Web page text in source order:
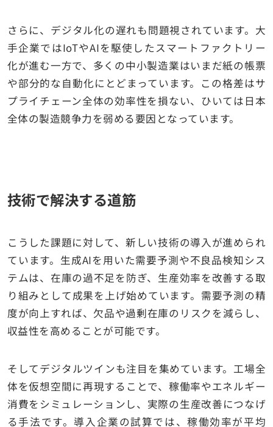
さらに、デジタル化の遅れも問題視されています。大
手企業ではIoTやAIを駆使したスマートファクトリー
化が進む一方で、多くの中小製造業はいまだ紙の帳票
や部分的な自動化にとどまっています。この格差はサ
プライチェーン全体の効率性を損ない、ひいては日本
全体の製造競争力を弱める要因となっています。
技術で解決する道筋
こうした課題に対して、新しい技術の導入が進められ
ています。生成AIを用いた需要予測や不良品検知シス
テムは、在庫の過不足を防ぎ、生産効率を改善する取
り組みとして成果を上げ始めています。需要予測の精
度が向上すれば、欠品や過剰在庫のリスクを減らし、
収益性を高めることが可能です。
そしてデジタルツインも注目を集めています。工場全
体を仮想空間に再現することで、稼働率やエネルギー
消費をシミュレーションし、実際の生産改善につなげ
る手法です。導入企業の試算では、稼働効率が平均